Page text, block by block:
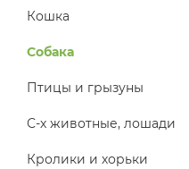
Кошка
Собака
Птицы и грызуны
С-х животные, лошади
Кролики и хорьки